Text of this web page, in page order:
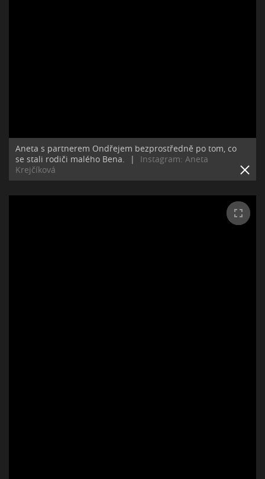
Aneta s partnerem Ondřejem bezprostředně po tom, co
se stali rodiči malého Bena.
|
Instagram: Aneta
Krejčíková